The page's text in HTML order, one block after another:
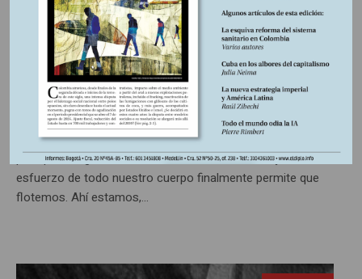
Con brillo en los ojos
Como un tsunami, todo sucede ante nuestros ojos y con
estupor pero no alcanzamos a reaccionar y la avalancha
nos lleva hacia donde sus energías decidan; ptaleamos,
intentamos nadar para no ser llevados a las profundidades
pero poco logramos. Nos hundimos, resistimos y el
esfuerzo de todo nuestro cuerpo finalmente permite que
flotemos. Ahí estamos,…